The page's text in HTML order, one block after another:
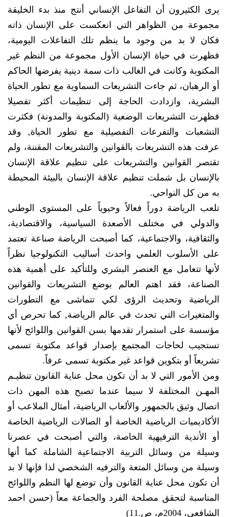
يرى الكثيرون أن التفاعل الإنساني أنتج منذ بدء الخليقة
مجموعة من الظواهر التي انعكست على الإنسان ذاته
فكان لا بد من وجود ما ينظم تلك التفاعلات اليومية،
فظهرت في حياة الإنسان الأول مجموعة من النظم غير
المكتوبة وكانت في الغالب ذات سمة دينية يفرضها الحاكم
أو الرهبان، ثم جاءت التشريعات السماوية مع تطور الحياة
البشرية، وازدادت الحاجة إلى تنظيمات أكثر تفصيلا
فظهرت التشريعات الوضعية (المكتوبة والمدونة) فكثرت
التشعبات والتفرعات التفصيلية مع تطور الحياة, وقد
عرفت هذه التشريعات بالقوانين والتشريعات المقننة، ولم
تقتصر القوانين والتشريعات على تنظيم علاقة الإنسان
بالإنسان بل شملت تنظيم علاقة الإنسان بالبيئة المحيطة
به من كل النواحي.
تلعب الرياضة دوراً فعالاً وحيوياً على المستوى الوطني
والدولي في مختلف الأصعدة السياسية، والاقتصادية،
والثقافية، والاجتماعية، كما أصبحت الرياضة صناعة تعتمد
على الأسلوب العلمي واحدث أساليب التكنولوجيا نظراً
لأنها تتعامل مع العنصر البشري وللتأكيد على أهمية هذه
الصناعة، فقد اهتم العالم بوضع التشريعات والقوانين
الرياضية وتحديث الرؤى لكي تتماشى مع التطورات
والمتغيرات التي تحدث في عالم الرياضة, كما تحرص أي
مؤسسة على استمرار تقدمها بسن القوانين واللوائح لأنها
تستجيب لحاجات المجتمع بإصدار قواعد مكتوبة تسمى
تشريعاً أو بتكوين قواعد غير مكتوبة تسمى عرفاً.
ومن الأمور التي لا بد أن تكون محل عناية القانون تنظيـم
المهـن المختلفة لا سيما عندما تصبح هذه المهن ذات
اتصال وثيق بالجمهور والألعاب الرياضية، أمثال الملاعب أو
الأكاديميات الرياضية الخاصة أو الصالات الرياضية الخاصة
أو الأندية الترفيهية الخاصة، والتي أصبحت في عصرنا
وسيلة من وسائل التربية الاجتماعية الشاملة كما أنها
وسيلة من وسائل المتعة والترفيه الشخصي لذا فإنها لا بد
أن تكون محل عناية القانون وأن توضع لها النظم واللوائح
المناسبة لتحقق مصلحة الفرد والجماعة معاً (حسن احمد
الشافعي، 2004م، ص.11)